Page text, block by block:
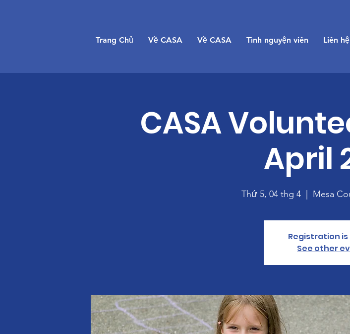
Trang Chủ Về CASA Về CASA Tình nguyện viên Liên
CASA
April
Thứ 5, 04 thg 4
  |
Mesa
Registration is
See other